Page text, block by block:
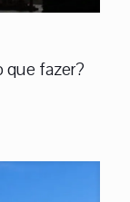
que fazer?